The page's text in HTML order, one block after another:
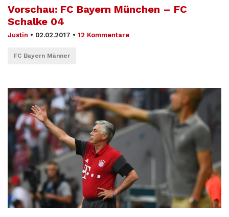
Vorschau: FC Bayern München – FC
Schalke 04
Justin • 02.02.2017 • 12 Kommentare
FC Bayern Männer